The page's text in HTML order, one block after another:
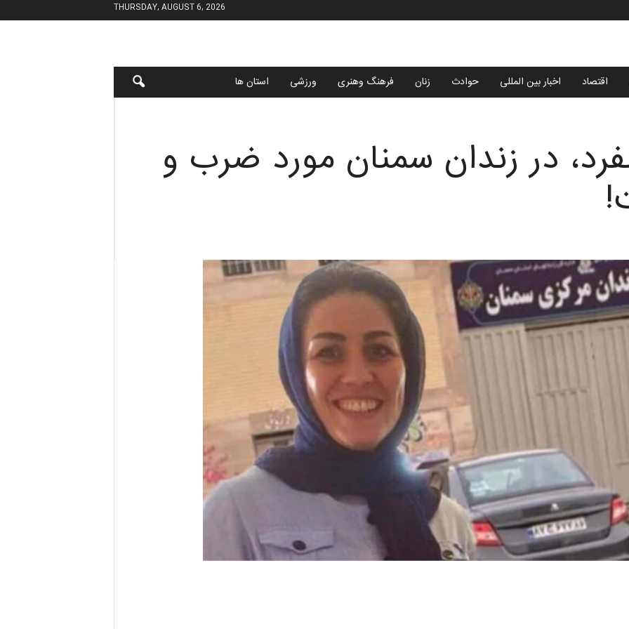
THURSDAY, AUGUST 6, 2026
اقتصاد اخبار بین المللی حوادث زنان فرهنگ وهنری ورزشی استان ها
در زندان سمنان مورد ضرب و